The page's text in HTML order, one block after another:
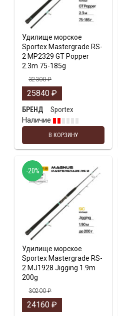
Удилище морское
Sportex Mastergrade RS-
2 MP2329 GT Popper
2.3m 75-185g
32300₽
25840 ₽
БРЕНД
Sportex
Наличие
В КОРЗИНУ
Удилище морское
Sportex Mastergrade RS-
2 MJ1928 Jigging 1.9m
200g
30200₽
24160 ₽
-20%